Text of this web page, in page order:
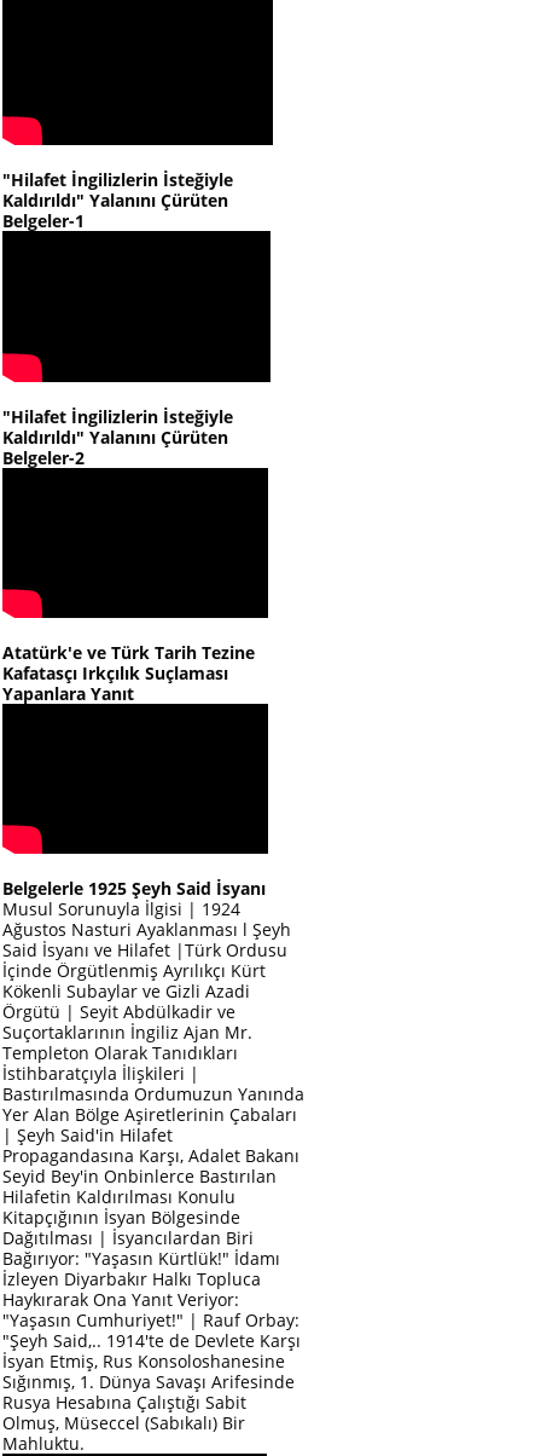
"Hilafet İngilizlerin İsteğiyle
Kaldırıldı" Yalanını Çürüten
Belgeler-1
"Hilafet İngilizlerin İsteğiyle
Kaldırıldı" Yalanını Çürüten
Belgeler-2
Atatürk'e ve Türk Tarih Tezine
Kafatasçı Irkçılık Suçlaması
Yapanlara Yanıt
Belgelerle 1925 Şeyh Said İsyanı
Musul Sorunuyla İlgisi | 1924
Ağustos Nasturi Ayaklanması l Şeyh
Said İsyanı ve Hilafet |Türk Ordusu
İçinde Örgütlenmiş Ayrılıkçı Kürt
Kökenli Subaylar ve Gizli Azadi
Örgütü | Seyit Abdülkadir ve
Suçortaklarının İngiliz Ajan Mr.
Templeton Olarak Tanıdıkları
İstihbaratçıyla İlişkileri |
Bastırılmasında Ordumuzun Yanında
Yer Alan Bölge Aşiretlerinin Çabaları
| Şeyh Said'in Hilafet
Propagandasına Karşı, Adalet Bakanı
Seyid Bey'in Onbinlerce Bastırılan
Hilafetin Kaldırılması Konulu
Kitapçığının İsyan Bölgesinde
Dağıtılması | İsyancılardan Biri
Bağırıyor: "Yaşasın Kürtlük!" İdamı
İzleyen Diyarbakır Halkı Topluca
Haykırarak Ona Yanıt Veriyor:
"Yaşasın Cumhuriyet!" | Rauf Orbay:
"Şeyh Said,.. 1914'te de Devlete Karşı
İsyan Etmiş, Rus Konsoloshanesine
Sığınmış, 1. Dünya Savaşı Arifesinde
Rusya Hesabına Çalıştığı Sabit
Olmuş, Müseccel (Sabıkalı) Bir
Mahluktu.